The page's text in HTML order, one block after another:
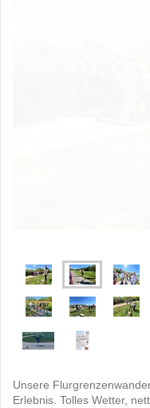
Unsere
Erlebnis. Tolles Wetter,